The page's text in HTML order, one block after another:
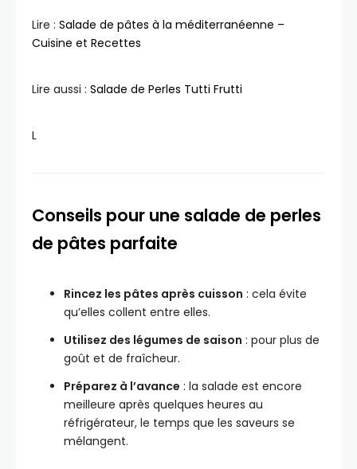
Lire : Salade de pâtes à la méditerranéenne –
Cuisine et Recettes
Lire aussi : Salade de Perles Tutti Frutti
L
Conseils pour une salade de perles
de pâtes parfaite
Rincez les pâtes après cuisson : cela évite
qu’elles collent entre elles.
Utilisez des légumes de saison : pour plus de
goût et de fraîcheur.
Préparez à l’avance : la salade est encore
meilleure après quelques heures au
réfrigérateur, le temps que les saveurs se
mélangent.